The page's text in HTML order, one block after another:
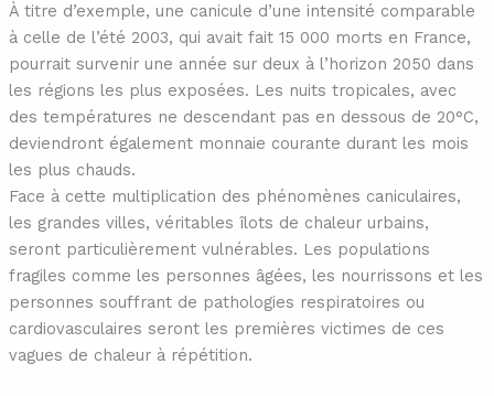
À titre d’exemple, une canicule d’une intensité comparable
à celle de l’été 2003, qui avait fait 15 000 morts en France,
pourrait survenir une année sur deux à l’horizon 2050 dans
les régions les plus exposées. Les nuits tropicales, avec
des températures ne descendant pas en dessous de 20°C,
deviendront également monnaie courante durant les mois
les plus chauds.
Face à cette multiplication des phénomènes caniculaires,
les grandes villes, véritables îlots de chaleur urbains,
seront particulièrement vulnérables. Les populations
fragiles comme les personnes âgées, les nourrissons et les
personnes souffrant de pathologies respiratoires ou
cardiovasculaires seront les premières victimes de ces
vagues de chaleur à répétition.